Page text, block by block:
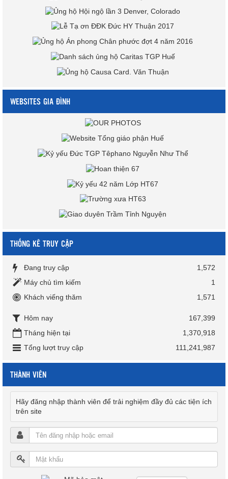
WEBSITES GIA ĐÌNH
THỐNG KÊ TRUY CẬP
Đang truy cập
1,572
Máy chủ tìm kiếm
1
Khách viếng thăm
1,571
Hôm nay
167,399
Tháng hiện tại
1,370,918
Tổng lượt truy cập
111,241,987
THÀNH VIÊN
Hãy đăng nhập thành viên để trải nghiệm đầy đủ các tiện ích
trên site